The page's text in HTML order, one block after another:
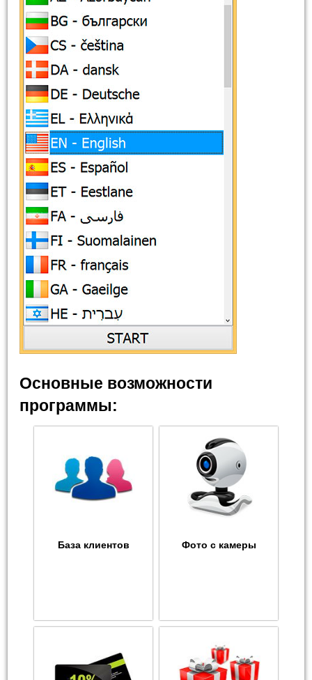
Основные возможности
программы:
База клиентов Фото с камеры